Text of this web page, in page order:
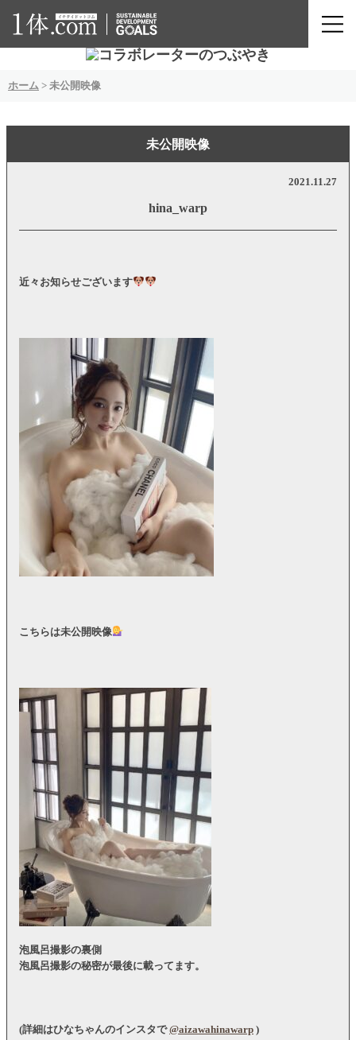
ホーム > 未公開映像
未公開映像
2021.11.27
hina_warp
近々お知らせございます
こちらは未公開映像
泡風呂撮影の裏側
泡風呂撮影の秘密が最後に載ってます。
(詳細はひなちゃんのインスタで@aizawahinawarp )